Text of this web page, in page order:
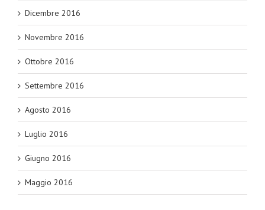
Dicembre 2016
Novembre 2016
Ottobre 2016
Settembre 2016
Agosto 2016
Luglio 2016
Giugno 2016
Maggio 2016